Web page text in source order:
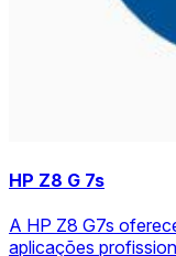
HP Z8 G 7s
A HP Z8 G7s
aplicações